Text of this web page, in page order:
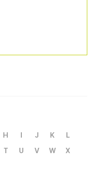
H I J K
L
T U V W
X